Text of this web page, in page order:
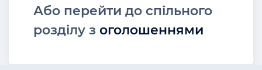
Або перейти до спільного
розділу з оголошеннями